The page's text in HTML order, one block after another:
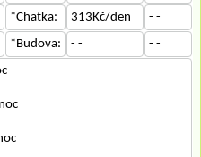
*Chatka: 313Kč/den
- -
*Budova: - -
- -